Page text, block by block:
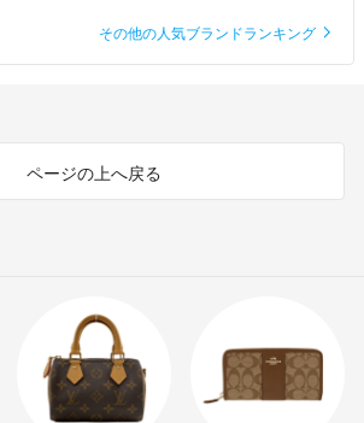
その他の人気ブランドランキング
ページの上へ戻る